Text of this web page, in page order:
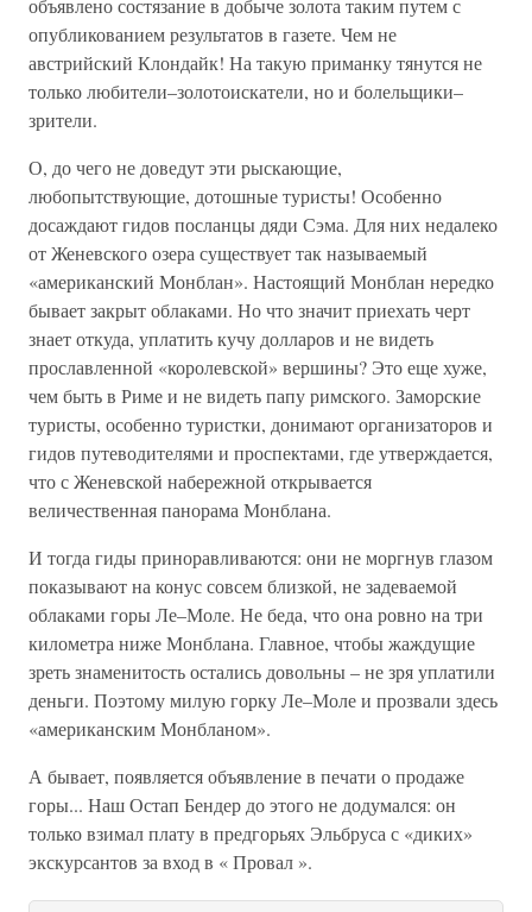
объявлено состязание в добыче золота таким путем с
опубликованием результатов в газете. Чем не
австрийский Клондайк! На такую приманку тянутся не
только любители–золотоискатели, но и болельщики–
зрители.
О, до чего не доведут эти рыскающие,
любопытствующие, дотошные туристы! Особенно
досаждают гидов посланцы дяди Сэма. Для них недалеко
от Женевского озера существует так называемый
«американский Монблан». Настоящий Монблан нередко
бывает закрыт облаками. Но что значит приехать черт
знает откуда, уплатить кучу долларов и не видеть
прославленной «королевской» вершины? Это еще хуже,
чем быть в Риме и не видеть папу римского. Заморские
туристы, особенно туристки, донимают организаторов и
гидов путеводителями и проспектами, где утверждается,
что с Женевской набережной открывается
величественная панорама Монблана.
И тогда гиды приноравливаются: они не моргнув глазом
показывают на конус совсем близкой, не задеваемой
облаками горы Ле–Моле. Не беда, что она ровно на три
километра ниже Монблана. Главное, чтобы жаждущие
зреть знаменитость остались довольны – не зря уплатили
деньги. Поэтому милую горку Ле–Моле и прозвали здесь
«американским Монбланом».
А бывает, появляется объявление в печати о продаже
горы... Наш Остап Бендер до этого не додумался: он
только взимал плату в предгорьях Эльбруса с «диких»
экскурсантов за вход в « Провал ».